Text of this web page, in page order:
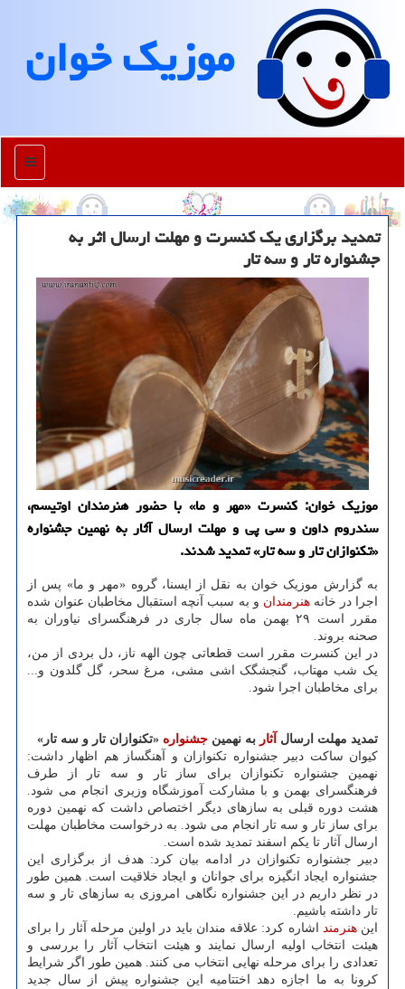
موزیك خوان
منو
تمدید برگزاری یک کنسرت و مهلت ارسال اثر به
جشنواره تار و سه تار
موزیک خوان: کنسرت «مهر و ما» با حضور هنرمندان اوتیسم،
سندروم داون و سی پی و مهلت ارسال آثار به نهمین جشنواره
«تکنوازان تار و سه تار» تمدید شدند.
به گزارش موزیک خوان به نقل از ایسنا، گروه «مهر و ما» پس از
اجرا در خانههنرمندان و به سبب آنچه استقبال مخاطبان عنوان شده
مقرر است ۲۹ بهمن ماه سال جاری در فرهنگسرای نیاوران به
صحنه بروند.
در این کنسرت مقرر است قطعاتی چون الهه ناز، دل بردی از من،
یک شب مهتاب، گنجشگک اشی مشی، مرغ سحر، گل گلدون و...
برای مخاطبان اجرا شود.
تمدید مهلت ارسال آثار به نهمین جشنواره «تکنوازان تار و سه تار»
کیوان ساکت دبیر جشنواره تکنوازان و آهنگساز هم اظهار داشت:
نهمین جشنواره تکنوازان برای ساز تار و سه تار از طرف
فرهنگسرای بهمن و با مشارکت آموزشگاه وزیری انجام می شود.
هشت دوره قبلی به سازهای دیگر اختصاص داشت که نهمین دوره
برای ساز تار و سه تار انجام می شود. به درخواست مخاطبان مهلت
ارسال آثار تا یکم اسفند تمدید شده است.
دبیر جشنواره تکنوازان در ادامه بیان کرد: هدف از برگزاری این
جشنواره ایجاد انگیزه برای جوانان و ایجاد خلاقیت است. همین طور
در نظر داریم در این جشنواره نگاهی امروزی به سازهای تار و سه
تار داشته باشیم.
اینهنرمند اشاره کرد: علاقه مندان باید در اولین مرحله آثار را برای
هیئت انتخاب اولیه ارسال نمایند و هیئت انتخاب آثار را بررسی و
تعدادی را برای مرحله نهایی انتخاب می کنند. همین طور اگر شرایط
کرونا به ما اجازه دهد اختتامیه این جشنواره پیش از سال جدید